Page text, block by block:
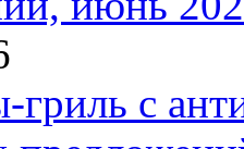
гриль с